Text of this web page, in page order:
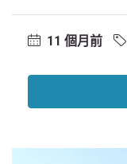
11 個月前